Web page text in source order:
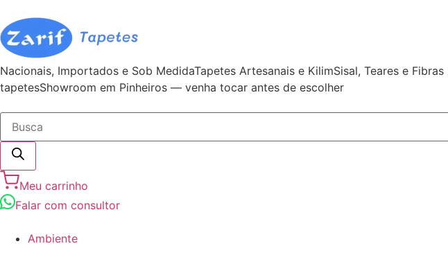
Nacionais, Importados e Sob MedidaTapetes Artesanais e KilimSisal, Teares e
tapetesShowroom em Pinheiros — venha tocar antes de escolher
Meu carrinho
Falar com consultor
Ambiente